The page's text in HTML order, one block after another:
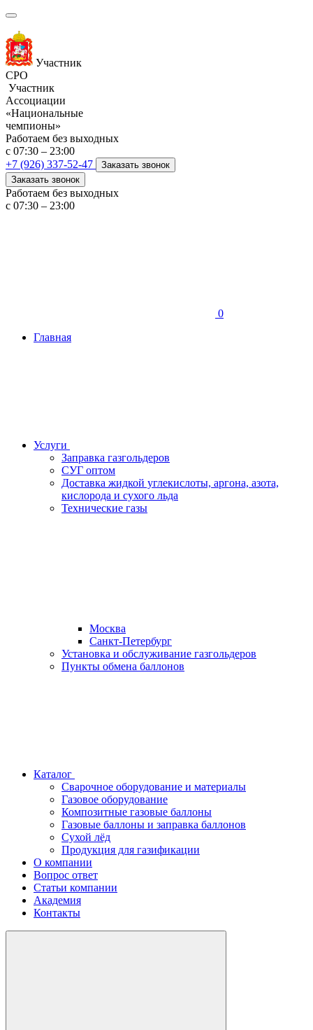
Участник
СРО
Участник
Ассоциации
«Национальные
чемпионы»
Работаем без выходных
с 07:30 – 23:00
+7 (926) 337-52-47
Заказать звонок
Заказать звонок
Работаем без выходных
с 07:30 – 23:00
0
Главная
Услуги
Заправка газгольдеров
СУГ оптом
Доставка жидкой углекислоты, аргона, азота,
кислорода и сухого льда
Технические газы
Москва
Санкт-Петербург
Установка и обслуживание газгольдеров
Пункты обмена баллонов
Каталог
Сварочное оборудование и материалы
Газовое оборудование
Композитные газовые баллоны
Газовые баллоны и заправка баллонов
Сухой лёд
Продукция для газификации
О компании
Вопрос ответ
Статьи компании
Академия
Контакты